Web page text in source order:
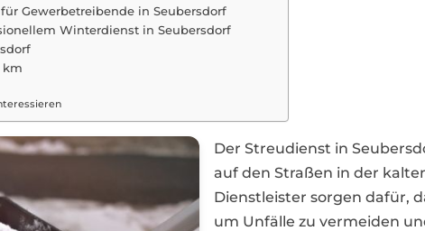
Gewerbetreibende in Seubersdorf
Winterdienst in Seubersdorf
km
Der Streudienst in
auf den Straßen in der
Dienstleister sorgen dafür,
um Unfälle zu vermeiden